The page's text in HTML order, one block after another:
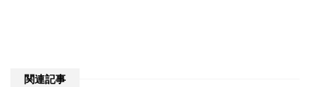
関連記事